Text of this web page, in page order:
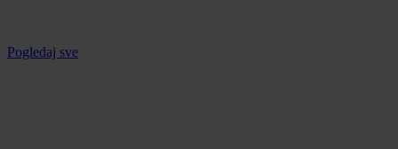
Pogledaj sve